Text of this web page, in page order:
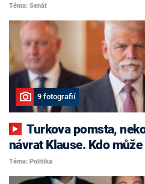
Téma: Senát
9 fotografií
Turkova pomsta, nekonfliktní Havlíček i
návrat Klause. Kdo
Téma: Politika